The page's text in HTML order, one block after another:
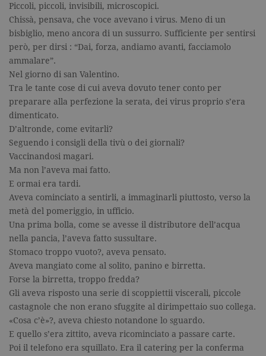
Piccoli, piccoli, invisibili, microscopici.
Chissà, pensava, che voce avevano i virus. Meno di un
bisbiglio, meno ancora di un sussurro. Sufficiente per sentirsi
però, per dirsi : “Dai, forza, andiamo avanti, facciamolo
ammalare”.
Nel giorno di san Valentino.
Tra le tante cose di cui aveva dovuto tener conto per
preparare alla perfezione la serata, dei virus proprio s’era
dimenticato.
D’altronde, come evitarli?
Seguendo i consigli della tivù o dei giornali?
Vaccinandosi magari.
Ma non l’aveva mai fatto.
E ormai era tardi.
Aveva cominciato a sentirli, a immaginarli piuttosto, verso la
metà del pomeriggio, in ufficio.
Una prima bolla, come se avesse il distributore dell’acqua
nella pancia, l’aveva fatto sussultare.
Stomaco troppo vuoto?, aveva pensato.
Aveva mangiato come al solito, panino e birretta.
Forse la birretta, troppo fredda?
Gli aveva risposto una serie di scoppiettii viscerali, piccole
castagnole che non erano sfuggite al dirimpettaio suo collega.
«Cosa c’è»?, aveva chiesto notandone lo sguardo.
E quello s’era zittito, aveva ricominciato a passare carte.
Poi il telefono era squillato. Era il catering per la conferma